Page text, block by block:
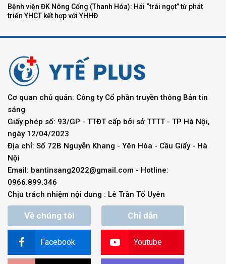
Bệnh viện ĐK Nông Cống (Thanh Hóa): Hái “trái ngọt” từ phát
triển YHCT kết hợp với YHHĐ
Cơ quan chủ quản: Công ty Cổ phần truyền thông Bản tin
sáng
Giấy phép số: 93/GP - TTĐT cấp bởi sở TTTT - TP Hà Nội,
ngày 12/04/2023
Địa chỉ: Số 72B Nguyễn Khang - Yên Hòa - Cầu Giấy - Hà
Nội
Email: bantinsang2022@gmail.com - Hotline:
0966.899.346
Chịu trách nhiệm nội dung : Lê Trần Tố Uyên
Về chúng tôi Chỉ dẫn
Facebook Youtube